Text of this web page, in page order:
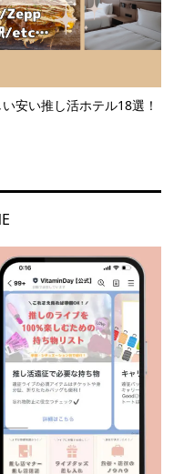
安い推し活ホテル18選！